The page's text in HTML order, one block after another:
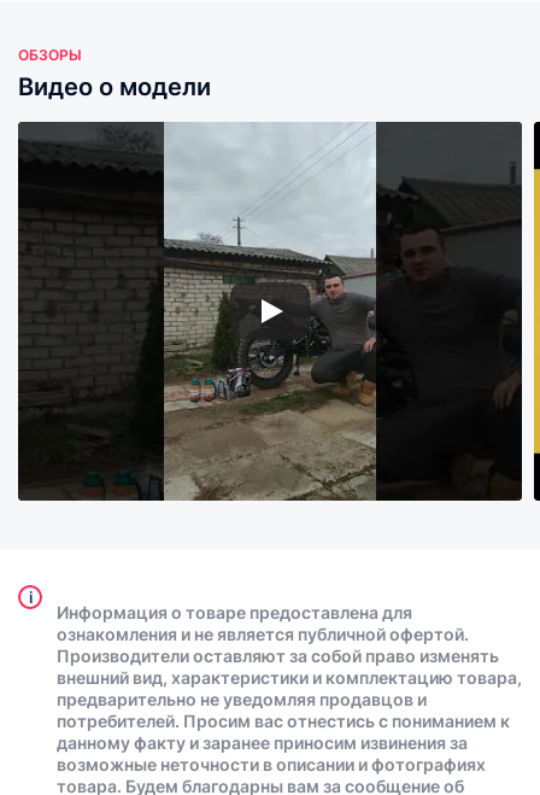
ОБЗОРЫ
Видео о модели
i
Информация о товаре предоставлена для
ознакомления и не является публичной офертой.
Производители оставляют за собой право изменять
внешний вид, характеристики и комплектацию товара,
предварительно не уведомляя продавцов и
потребителей. Просим вас отнестись с пониманием к
данному факту и заранее приносим извинения за
возможные неточности в описании и фотографиях
товара. Будем благодарны вам за сообщение об